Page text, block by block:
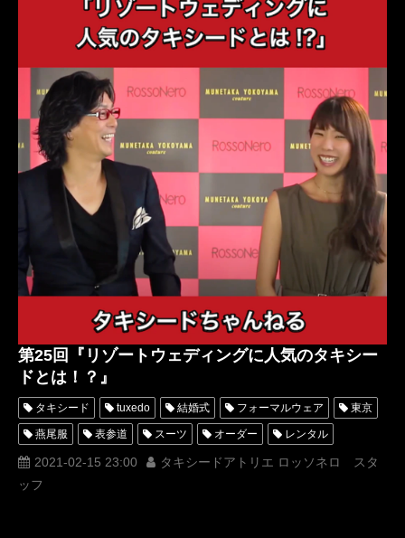
オーダータキシード名古屋 新郎衣装
レンタルタキシード東京 レンタルタキシード名古屋
ROSSONERO
タキシードオーダー東京 タキシードレンタル東京
タキシード靴 オーダータキシード横浜
レンタルタキシード横浜
ウエディングプランナー
ザ・プロフェッショナルウエディング
プロフェッショナルウエディング ウエディングジョブ
TheProfessionalWedding
第25回『リゾートウェディングに人気のタキシー
ドとは！？』
タキシード tuxedo 結婚式 フォーマルウェア 東京
燕尾服 表参道 スーツ オーダー レンタル
オーダータキシード レンタルタキシード パーティー
ロッソネロ
2021-02-15 23:00
タキシードアトリエ ロッソネロ スタ
ッフ